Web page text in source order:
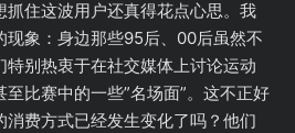
抓住这波用户还真得花点心思。我
现象：身边那些95后、00后虽然不
别热衷于在社交媒体上讨论运动
比赛中的一些”名场面”。这不正好
费方式已经发生变化了吗？他们